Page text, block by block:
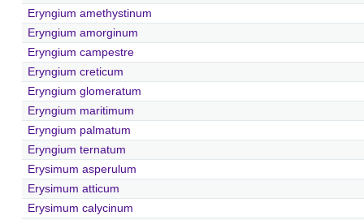
Eryngium amethystinum
Eryngium amorginum
Eryngium campestre
Eryngium creticum
Eryngium glomeratum
Eryngium maritimum
Eryngium palmatum
Eryngium ternatum
Erysimum asperulum
Erysimum atticum
Erysimum calycinum